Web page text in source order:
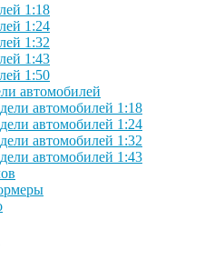
1:18
1:24
1:32
1:43
1:50
автомобилей
автомобилей 1:18
автомобилей 1:24
автомобилей 1:32
автомобилей 1:43